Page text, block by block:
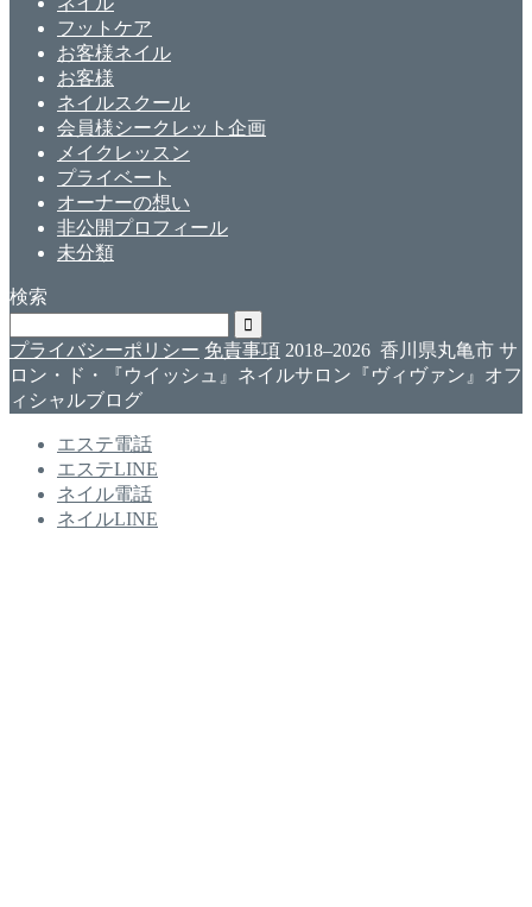
フットケア
お客様ネイル
お客様
ネイルスクール
会員様シークレット企画
メイクレッスン
プライベート
オーナーの想い
非公開プロフィール
未分類
検索
プライバシーポリシー 免責事項 2018–2026 香川県丸亀市 サ
ロン・ド・『ウイッシュ』ネイルサロン『ヴィヴァン』オフ
ィシャルブログ
エステ電話
エステLINE
ネイル電話
ネイルLINE